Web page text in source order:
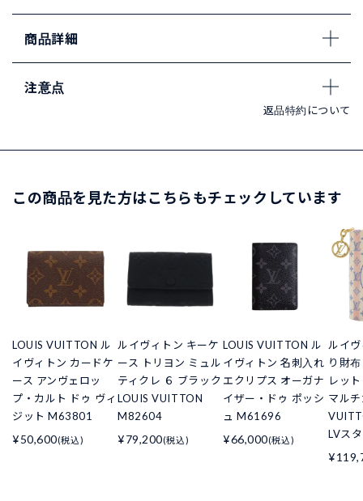
商品詳細
注意点
返品特約について
この商品を見た方はこちらもチェックしています
LOUIS VUITTON ル
イヴィトン カードケ
ース アンヴェロッ
プ・カルト ドゥ ヴィ
ジット M63801
¥50,600(税込)
ルイヴィトン キーケ
ース トリヨン ミュル
ティクレ ６ ブラック
LOUIS VUITTON
M82604
¥79,200(税込)
LOUIS VUITTON ル
イヴィトン 名刺入れ
エクリプス オーガナ
イザー・ドゥ ポッシ
ュ M61696
¥66,000(税込)
ルイ
り財
レッ
マル
LVス